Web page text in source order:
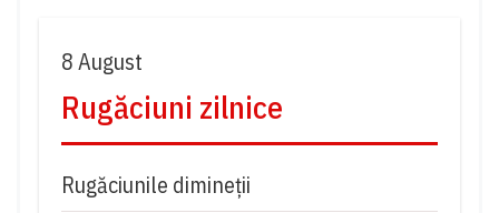
8 August
Rugăciuni zilnice
Rugăciunile dimineții